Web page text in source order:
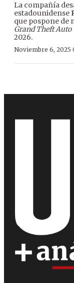
La compañía
estadounidense
que pospone de
Grand Theft Auto
2026.
Noviembre 6, 2025